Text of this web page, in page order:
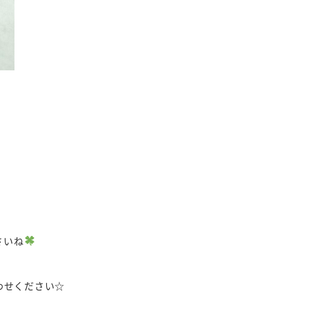
いね
せください☆